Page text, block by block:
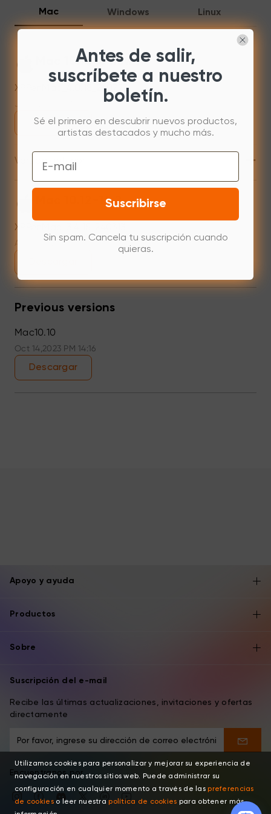
Mac Windows Linux
Mac 10.13 or newer
XPPenMac_4.0.18_260723
Descargar
Versión anterior +
Mac 10.12~14.2
XPPenMac_3.4.15_240313
Apr 15,2024 PM 18:05
Previous versions
Mac10.10
Oct 14,2023 PM 14:16
Descargar
Apoyo y ayuda
Productos
Sobre
Suscripción del e-mail
Recibe las últimas actualizaciones, invitaciones y ofertas
directamente
Encuentranos por
Utilizamos cookies para personalizar y mejorar su experiencia de
navegación en nuestros sitios web. Puede administrar su
configuración en cualquier momento a través de laspreferencias
de cookieso leer nuestrapolítica de cookies para obtener más
Antes de salir,
suscríbete a nuestro
boletín.
Sé el primero en descubrir nuevos productos,
artistas destacados y mucho más.
Email
Suscribirse
Sin spam. Cancela tu suscripción cuando
quieras.